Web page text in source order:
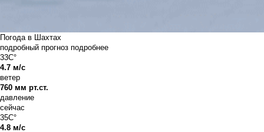
Погода в Шахтах
подробный прогноз подробнее
33C°
4.7 м/с
ветер
760 мм рт.ст.
давление
сейчас
35C°
4.8 м/с